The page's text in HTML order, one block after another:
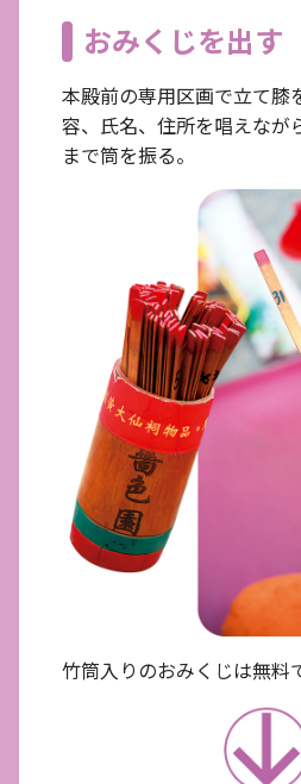
おみくじを出す
本殿前の専用区画で立て膝
容、氏名、住所を唱えなが
まで筒を振る。
竹筒入りのおみくじは無料